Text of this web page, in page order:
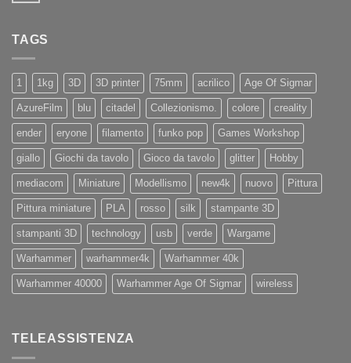
TAGS
1 1kg 3D 3D printer 75mm acrilico Age Of Sigmar
AzureFilm blu citadel Collezionismo. colore creality
ender eryone filamento funko pop Games Workshop
giallo Giochi da tavolo Gioco da tavolo glitter Hobby
mediacom Miniature Modellismo new4k nuovo Pittura
Pittura miniature PLA rosso silk stampante 3D
stampanti 3D technology usb verde Wargame
Warhammer warhammer4k Warhammer 40k
Warhammer 40000 Warhammer Age Of Sigmar wireless
TELEASSISTENZA